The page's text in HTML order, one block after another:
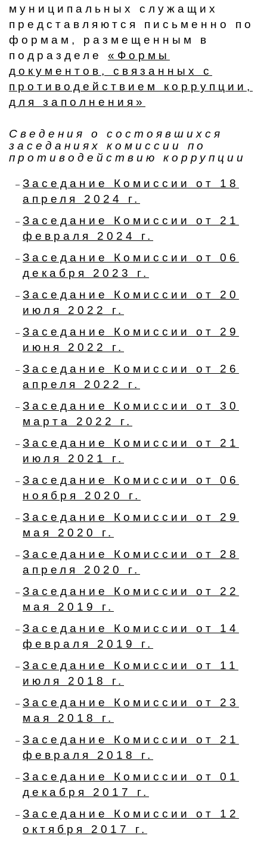
муниципальных служащих
представляются письменно по
формам, размещенным в
подразделе «Формы
документов, связанных с
противодействием коррупции,
для заполнения»
Сведения о состоявшихся
заседаниях комиссии по
противодействию коррупции
Заседание Комиссии от 18
апреля 2024 г.
Заседание Комиссии от 21
февраля 2024 г.
Заседание Комиссии от 06
декабря 2023 г.
Заседание Комиссии от 20
июля 2022 г.
Заседание Комиссии от 29
июня 2022 г.
Заседание Комиссии от 26
апреля 2022 г.
Заседание Комиссии от 30
марта 2022 г.
Заседание Комиссии от 21
июля 2021 г.
Заседание Комиссии от 06
ноября 2020 г.
Заседание Комиссии от 29
мая 2020 г.
Заседание Комиссии от 28
апреля 2020 г.
Заседание Комиссии от 22
мая 2019 г.
Заседание Комиссии от 14
февраля 2019 г.
Заседание Комиссии от 11
июля 2018 г.
Заседание Комиссии от 23
мая 2018 г.
Заседание Комиссии от 21
февраля 2018 г.
Заседание Комиссии от 01
декабря 2017 г.
Заседание Комиссии от 12
октября 2017 г.